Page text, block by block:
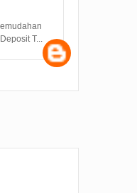
judi online
gabung j...